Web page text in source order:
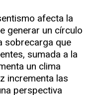
afecta la
generar un círculo
sobrecarga que
sumada a la
un clima
incrementa las
perspectiva